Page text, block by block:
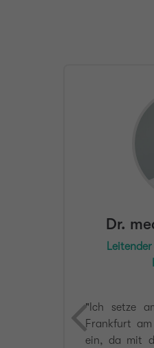
Dr.
Leitender
"Ich setze
Frankfurt
ein, da mit